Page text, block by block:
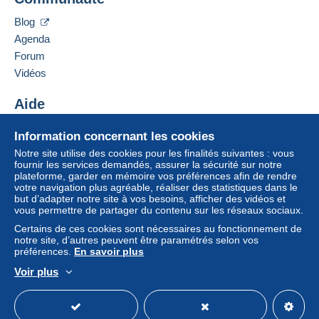
À partir de 2 000,01 €
8,50 €
membre et ouvrir une session.
Conditions de paiement :
Tous les paiements se font par le site Delcampe. En
fonction des possibilités proposées par le vendeur, vous
pouvez utiliser PayPal, ajouter unecarte de
crédit/débitou faire unvirement
réalisé par chèque ou virement bancaire direct au
vendeur.
L’acheteur utilise les moyens de paiement disponibles
Mládežnická 3061/6
10600
Ajouter ce vendeur aux favoris
Information concernant les cookies
Notre site utilise des cookies pour les finalités suivantes : vous
fournir les services demandés, assurer la sécurité sur notre
plateforme, garder en mémoire vos préférences afin de rendre
votre navigation plus agréable, réaliser des statistiques dans le
but d’adapter notre site à vos besoins, afficher des vidéos et
vous permettre de partager du contenu sur les réseaux sociaux.
Certains de ces cookies sont nécessaires au fonctionnement de
notre site, d’autres peuvent être paramétrés selon vos
préférences. En savoir plus
Voir plus
Blog
Agenda
Forum
Vidéos
Aide
Acheter sur Delcampe
Vendre sur Delcampe
Un site sécurisé